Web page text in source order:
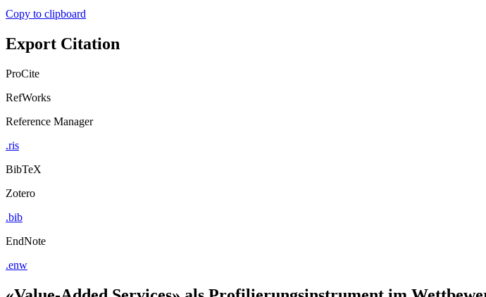
Copy to clipboard
Export Citation
ProCite
RefWorks
Reference Manager
.ris
BibTeX
Zotero
.bib
EndNote
.enw